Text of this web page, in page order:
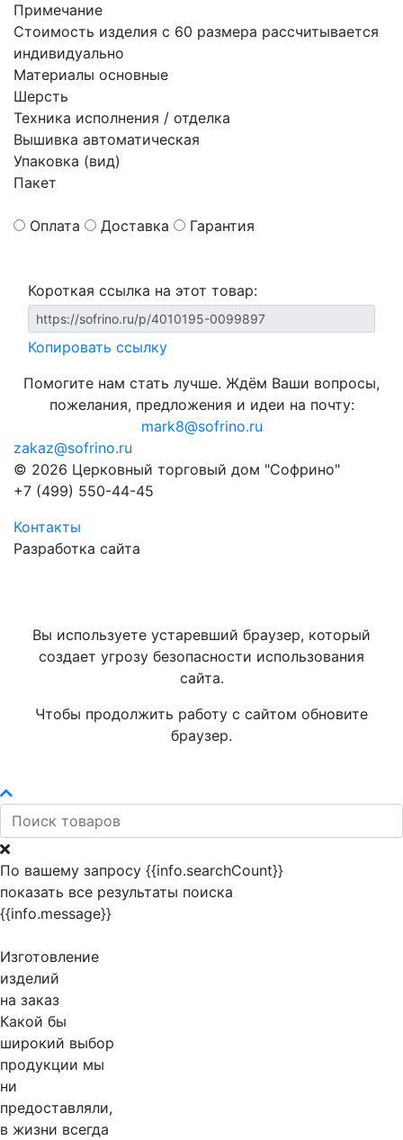
Примечание
Стоимость изделия с 60 размера рассчитывается
индивидуально
Материалы основные
Шерсть
Техника исполнения / отделка
Вышивка автоматическая
Упаковка (вид)
Пакет
Оплата Доставка Гарантия
Короткая ссылка на этот товар:
Копировать ссылку
Помогите нам стать лучше. Ждём Ваши вопросы,
пожелания, предложения и идеи на почту:
mark8@sofrino.ru
zakaz@sofrino.ru
© 2026 Церковный торговый дом "Софрино"
+7 (499) 550-44-45
Контакты
Разработка сайта
Вы используете устаревший браузер, который
создает угрозу безопасности использования
сайта.
Чтобы продолжить работу с сайтом обновите
браузер.
По вашему запросу {{info.searchCount}}
показать все результаты поиска
{{info.message}}
Изготовление
изделий
на заказ
Какой бы
широкий выбор
продукции мы
ни
предоставляли,
в жизни всегда